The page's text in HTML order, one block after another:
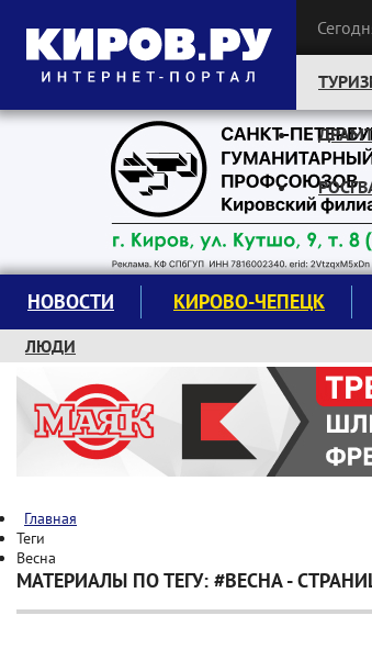
Следите за новостями:
НОВОСТИ КИРОВО-ЧЕПЕЦК
ЛЮДИ
КРУЖКИ И СЕКЦИИ
ЗАВОДУ "МАЯК" 85 ЛЕТ
ЭКОЛОГИЯ
Главная
Теги
Весна
МАТЕРИАЛЫ ПО ТЕГУ: #ВЕСНА -